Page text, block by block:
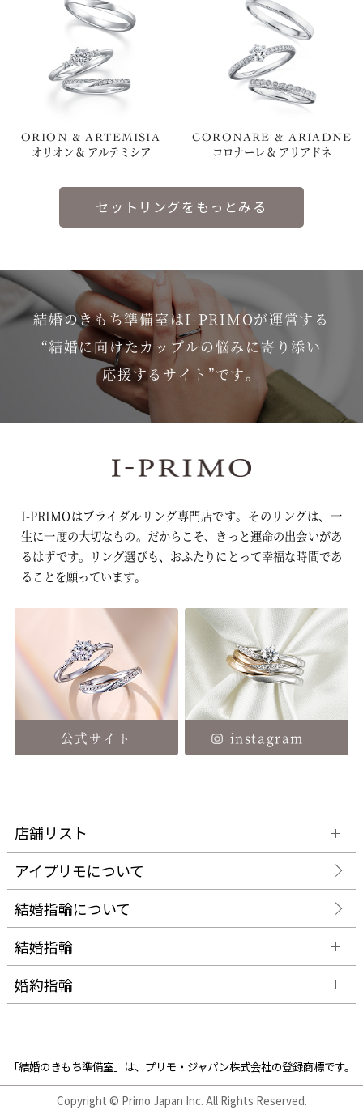
ORION & ARTEMISIA
オリオン & アルテミシア
CORONARE & ARIADNE
コロナーレ & アリアドネ
セットリングをもっとみる
結婚のきもち準備室はI-PRIMOが運営する
“結婚に向けたカップルの悩みに寄り添い
応援するサイト”です。
公式サイト instagram
I-PRIMOはブライダルリング専門店です。そのリングは、一
生に一度の大切なもの。 だからこそ、きっと運命の出会いがあ
るはずです。 リング選びも、おふたりにとって幸福な時間であ
ることを願っています。
店舗リスト
アイプリモについて
結婚指輪について
結婚指輪
婚約指輪
「結婚のきもち準備室」は、プリモ・ジャパン株式会社の登録商標です。
Copyright © Primo Japan Inc. All Rights Reserved.